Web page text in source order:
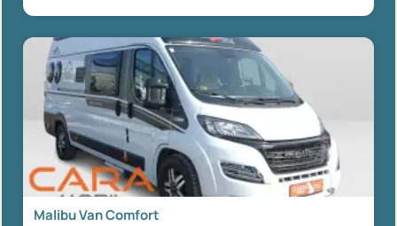
Malibu Van Comfort